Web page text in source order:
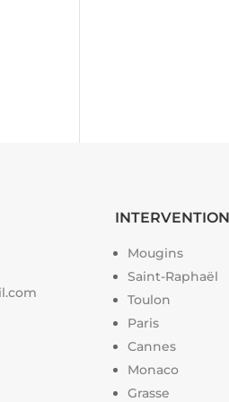
INTERVENTION
Mougins
Saint-Raphaël
Toulon
Paris
Cannes
Monaco
Grasse